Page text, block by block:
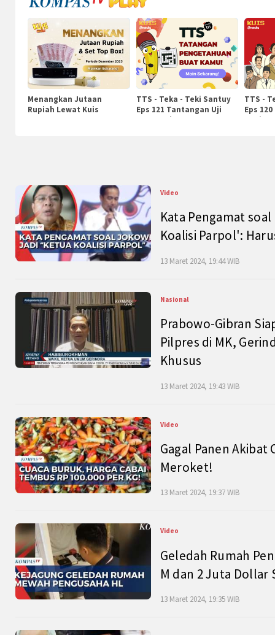
Menangkan Jutaan
Rupiah Lewat Kuis
TTS - Teka - Teki Santuy
Eps 121 Tantangan Uji
Pengetahuan
TTS -
Eps
Video
Kata Pengamat
Koalisi Parpol':
13 Maret 2024, 19:44 WIB
Nasional
Prabowo-Gibran
Pilpres di MK,
Khusus
13 Maret 2024, 19:43 WIB
Video
Gagal Panen Akibat
Meroket!
13 Maret 2024, 19:37 WIB
Video
Geledah Rumah
M dan 2 Juta Dollar
13 Maret 2024, 19:35 WIB